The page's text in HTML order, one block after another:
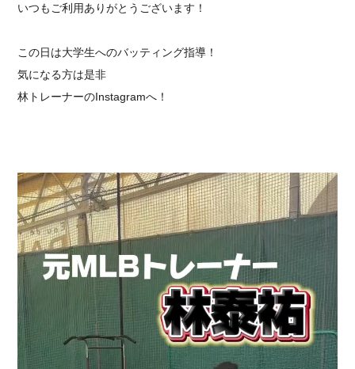
いつもご利用ありがとうございます！
この日は大学生へのバッティング指導！
気になる方は是非
林トレーナーのInstagramへ！